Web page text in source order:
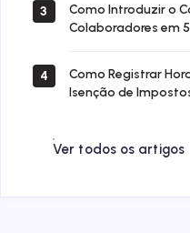
3
Como Introduzir o
Colaboradores em
4
Como Registrar
Isenção de
Ver todos os artigos